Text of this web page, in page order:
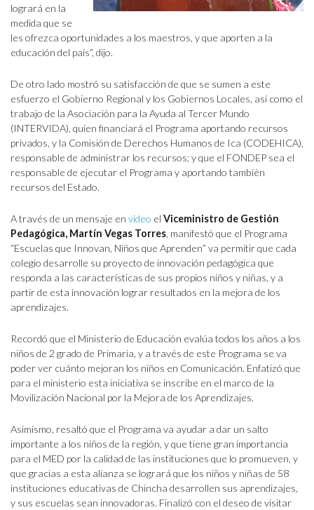
logrará en la
medida que se
les ofrezca oportunidades a los maestros, y que aporten a la
educación del país”, dijo.
De otro lado mostró su satisfacción de que se sumen a este
esfuerzo el Gobierno Regional y los Gobiernos Locales, así como el
trabajo de la Asociación para la Ayuda al Tercer Mundo
(INTERVIDA), quien financiará el Programa aportando recursos
privados, y la Comisión de Derechos Humanos de Ica (CODEHICA),
responsable de administrar los recursos; y que el FONDEP sea el
responsable de ejecutar el Programa y aportando tambièn
recursos del Estado.
A través de un mensaje en video el Viceministro de Gestión
Pedagógica, Martín Vegas Torres , manifestó que el Programa
“Escuelas que Innovan, Niños que Aprenden” va permitir que cada
colegio desarrolle su proyecto de innovación pedagógica que
responda a las características de sus propios niños y niñas, y a
partir de esta innovación lograr resultados en la mejora de los
aprendizajes.
Recordó que el Ministerio de Educación evalúa todos los años a los
niños de 2 grado de Primaria, y a través de este Programa se va
poder ver cuánto mejoran los niños en Comunicación. Enfatizó que
para el ministerio esta iniciativa se inscribe en el marco de la
Movilización Nacional por la Mejora de los Aprendizajes.
Asimismo, resaltó que el Programa va ayudar a dar un salto
importante a los niños de la región, y que tiene gran importancia
para el MED por la calidad de las instituciones que lo promueven, y
que gracias a esta alianza se logrará que los niños y niñas de 58
instituciones educativas de Chincha desarrollen sus aprendizajes,
y sus escuelas sean innovadoras. Finalizó con el deseo de visitar